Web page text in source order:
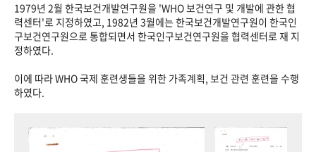
1979년 2월 한국보건개발연구원을 'WHO 보건연구 및 개발에 관한 협
력센터'로 지정하였고, 1982년 3월에는 한국보건개발연구원이 한국인
구보건연구원으로 통합되면서 한국인구보건연구원을 협력센터로 재 지
정하였다.
이에 따라 WHO 국제 훈련생들을 위한 가족계획, 보건 관련 훈련을 수행
하였다.